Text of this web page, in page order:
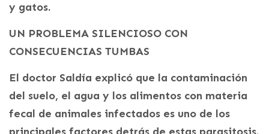
y gatos.
UN PROBLEMA SILENCIOSO CON
CONSECUENCIAS TUMBAS
El doctor Saldía explicó que la contaminación
del suelo, el agua y los alimentos con materia
fecal de animales infectados es uno de los